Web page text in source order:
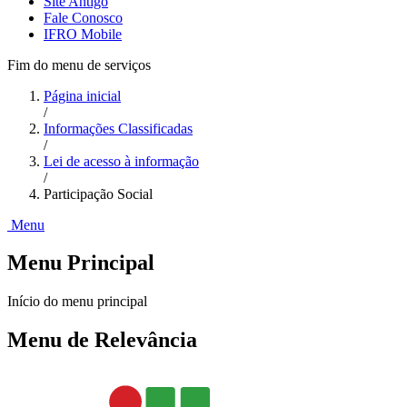
Fale Conosco
IFRO Mobile
Fim do menu de serviços
Página inicial
/
Informações Classificadas
/
Lei de acesso à informação
/
Participação Social
Menu
Menu Principal
Início do menu principal
Menu de Relevância